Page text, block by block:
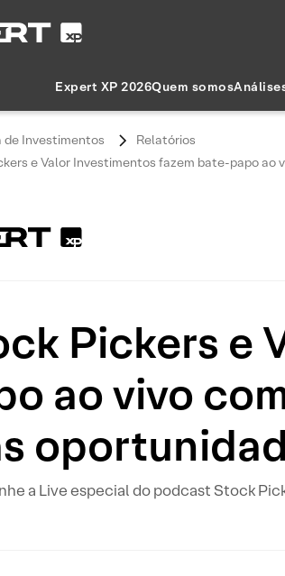
Expert XP 2026Quem somos
de Investimentos
Relatórios
e Valor Investimentos fazem bate-papo ao
Pickers e
ao vivo
a Live especial do podcast Stock